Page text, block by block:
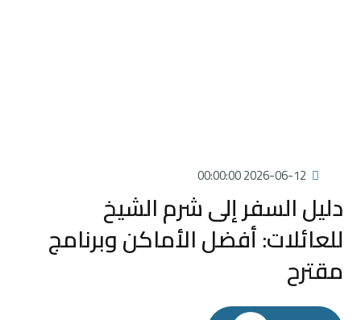
2026-06-12 00:00:00
دليل السفر إلى شرم الشيخ
للعائلات: أفضل الأماكن وبرنامج
مقترح